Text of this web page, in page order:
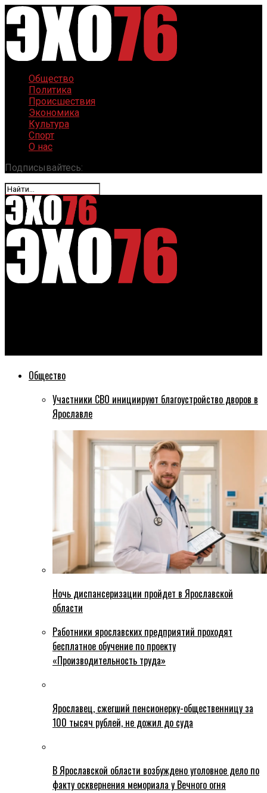
Общество
Политика
Происшествия
Экономика
Культура
Спорт
О нас
Подписывайтесь:
Общество
Участники СВО инициируют благоустройство дворов в
Ярославле
Ночь диспансеризации пройдет в Ярославской
области
Работники ярославских предприятий проходят
бесплатное обучение по проекту
«Производительность труда»
Ярославец, сжегший пенсионерку-общественницу за
100 тысяч рублей, не дожил до суда
В Ярославской области возбуждено уголовное дело по
факту осквернения мемориала у Вечного огня